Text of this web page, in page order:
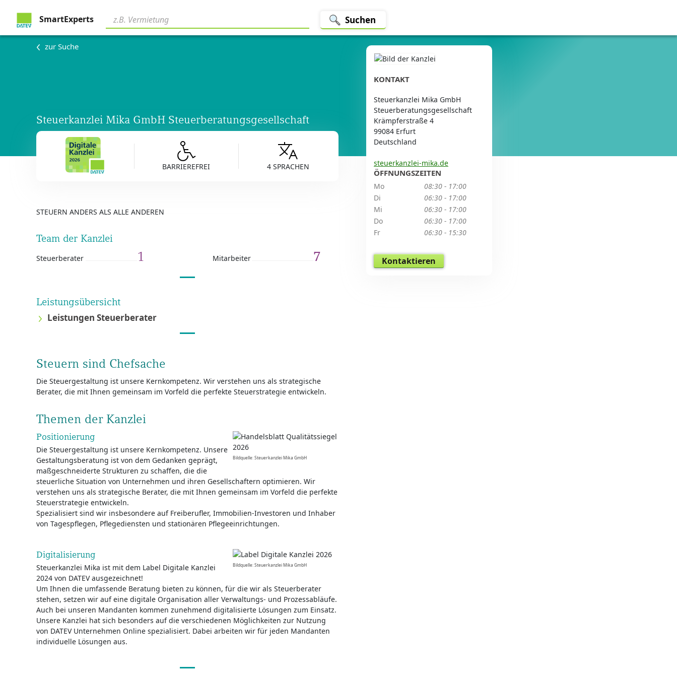
SmartExperts Suchen
zur Suche
Steuerkanzlei Mika GmbH Steuerberatungsgesellschaft
BARRIEREFREI 4 SPRACHEN
STEUERN ANDERS ALS ALLE ANDEREN
Team der Kanzlei
Steuerberater 1 Mitarbeiter 7
Leistungsübersicht
Leistungen Steuerberater
Steuern sind Chefsache
Die Steuergestaltung ist unsere Kernkompetenz. Wir verstehen uns als strategische
Berater, die mit Ihnen gemeinsam im Vorfeld die perfekte Steuerstrategie entwickeln.
Themen der Kanzlei
Bildquelle: Steuerkanzlei Mika GmbH
Positionierung
Die Steuergestaltung ist unsere Kernkompetenz. Unsere
Gestaltungsberatung ist von dem Gedanken geprägt,
maßgeschneiderte Strukturen zu schaffen, die die
steuerliche Situation von Unternehmen und ihren Gesellschaftern optimieren. Wir
verstehen uns als strategische Berater, die mit Ihnen gemeinsam im Vorfeld die perfekte
Steuerstrategie entwickeln.
Spezialisiert sind wir insbesondere auf Freiberufler, Immobilien-Investoren und Inhaber
von Tagespflegen, Pflegediensten und stationären Pflegeeinrichtungen.
Bildquelle: Steuerkanzlei Mika GmbH
Digitalisierung
Steuerkanzlei Mika ist mit dem Label Digitale Kanzlei
2024 von DATEV ausgezeichnet!
Um Ihnen die umfassende Beratung bieten zu können, für die wir als Steuerberater
stehen, setzen wir auf eine digitale Organisation aller Verwaltungs- und Prozessabläufe.
Auch bei unseren Mandanten kommen zunehmend digitalisierte Lösungen zum Einsatz.
Unsere Kanzlei hat sich besonders auf die verschiedenen Möglichkeiten zur Nutzung
von DATEV Unternehmen Online spezialisiert. Dabei arbeiten wir für jeden Mandanten
individuelle Lösungen aus.
KONTAKT
Steuerkanzlei Mika GmbH
Steuerberatungsgesellschaft
Krämpferstraße 4
99084 Erfurt
Deutschland
steuerkanzlei-mika.de
ÖFFNUNGSZEITEN
Mo
08:30 - 17:00
Di
06:30 - 17:00
Mi
06:30 - 17:00
Do
06:30 - 17:00
Fr
06:30 - 15:30
Kontaktieren